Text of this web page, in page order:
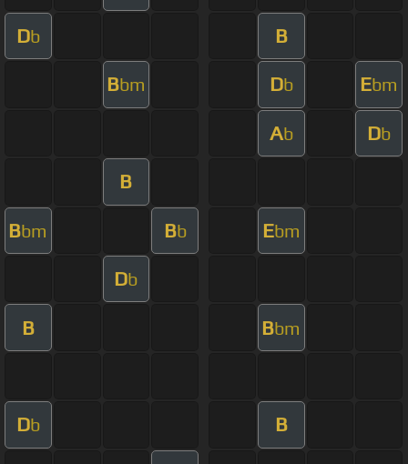
Db B
Bbm Db Ebm
Ab Db
B
Bbm Bb Ebm
Db
B Bbm
Db B